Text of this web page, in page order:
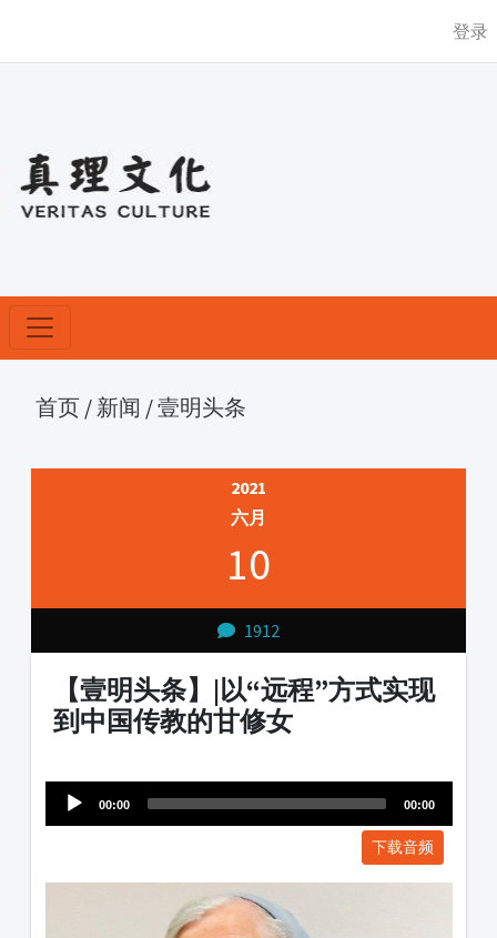
登录
首页 / 新闻 /壹明头条
2021
六月
10
1912
【壹明头条】|以“远程”方式实现
到中国传教的甘修女
Player
00:00 00:00
下载音频